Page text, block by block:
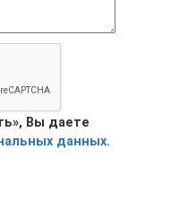
Вы даете
данных.